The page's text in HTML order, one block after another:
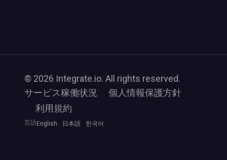
© 2026 Integrate.io. All rights reserved.
サービス稼働状況
個人情報保護方針
利用規約
言語 English 日本語 한국어